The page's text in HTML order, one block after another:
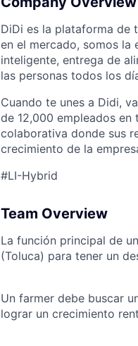
DiDi es la plataforma de
en el mercado, somos la
inteligente, entrega de
las personas todos los
Cuando te unes a Didi,
de 12,000 empleados
colaborativa donde sus
crecimiento de la
#LI-Hybrid
Team Overview
La función principal de
(Toluca) para tener un
Un farmer debe buscar
lograr un crecimiento